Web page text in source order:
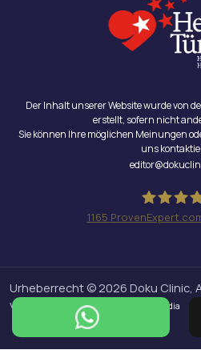
Der Inhalt unserer Website wurde von
erstellt, sofern nicht
Sie können Ihre möglichen Meinungen
uns
1165
Urheberrecht © 2026 Doku Clinic,
vorbehalten.
Design & SEO : Crabs Media